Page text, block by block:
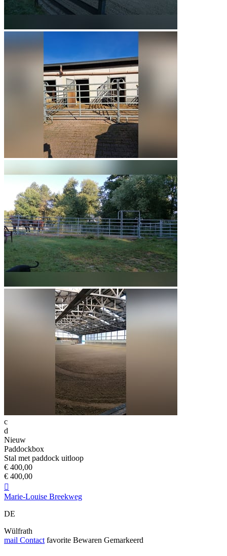
c
d
Nieuw
Paddockbox
Stal met paddock uitloop
€ 400,00
€ 400,00

Marie-Louise Breekweg
DE
Wülfrath
mail Contact favorite Bewaren Gemarkeerd